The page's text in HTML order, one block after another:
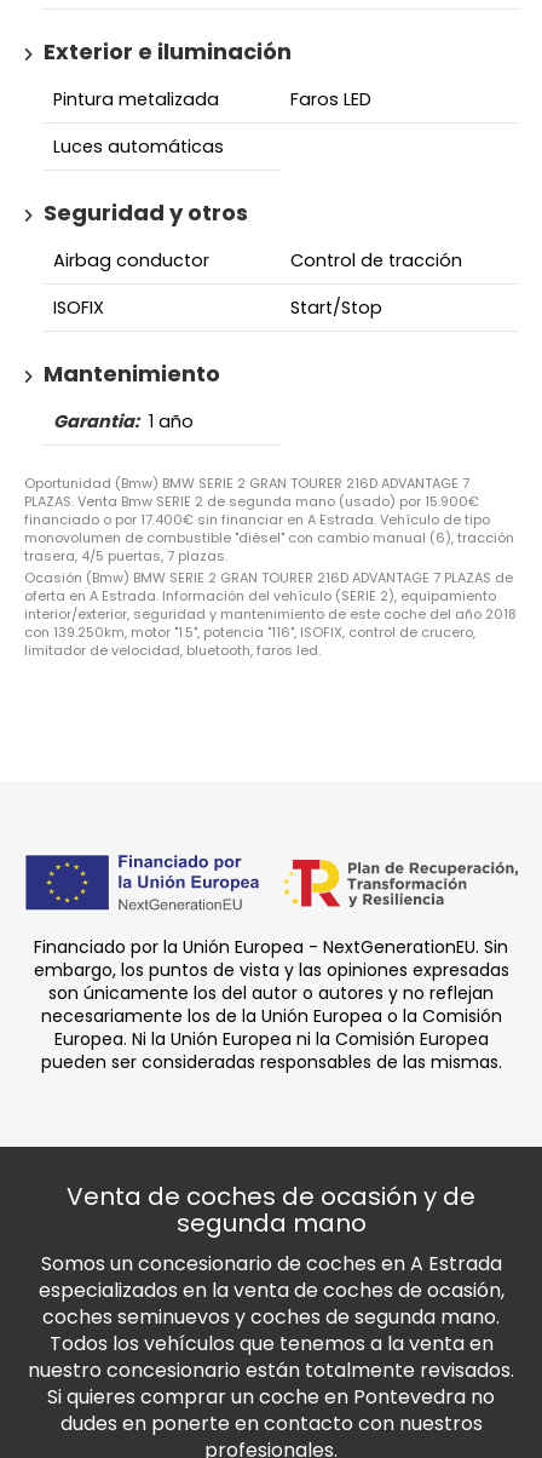
Exterior e iluminación
Pintura metalizada
Faros LED
Luces automáticas
Seguridad y otros
Airbag conductor
Control de tracción
ISOFIX
Start/Stop
Mantenimiento
Garantia: 1 año
Oportunidad (Bmw) BMW SERIE 2 GRAN TOURER 216D ADVANTAGE 7
PLAZAS. Venta Bmw SERIE 2 de segunda mano (usado) por 15.900€
financiado o por 17.400€ sin financiar en A Estrada. Vehículo de tipo
monovolumen de combustible "diésel" con cambio manual (6), tracción
trasera, 4/5 puertas, 7 plazas.
Ocasión (Bmw) BMW SERIE 2 GRAN TOURER 216D ADVANTAGE 7 PLAZAS de
oferta en A Estrada. Información del vehículo (SERIE 2), equipamiento
interior/exterior, seguridad y mantenimiento de este coche del año 2018
con 139.250km, motor "1.5", potencia "116", ISOFIX, control de crucero,
limitador de velocidad, bluetooth, faros led.
Financiado por la Unión Europea - NextGenerationEU. Sin
embargo, los puntos de vista y las opiniones expresadas
son únicamente los del autor o autores y no reflejan
necesariamente los de la Unión Europea o la Comisión
Europea. Ni la Unión Europea ni la Comisión Europea
pueden ser consideradas responsables de las mismas.
Venta de coches de ocasión y de
segunda mano
Somos un concesionario de coches en A Estrada
especializados en la venta de coches de ocasión,
coches seminuevos y coches de segunda mano.
Todos los vehículos que tenemos a la venta en
nuestro concesionario están totalmente revisados.
Si quieres comprar un coche en Pontevedra no
dudes en ponerte en contacto con nuestros
profesionales.